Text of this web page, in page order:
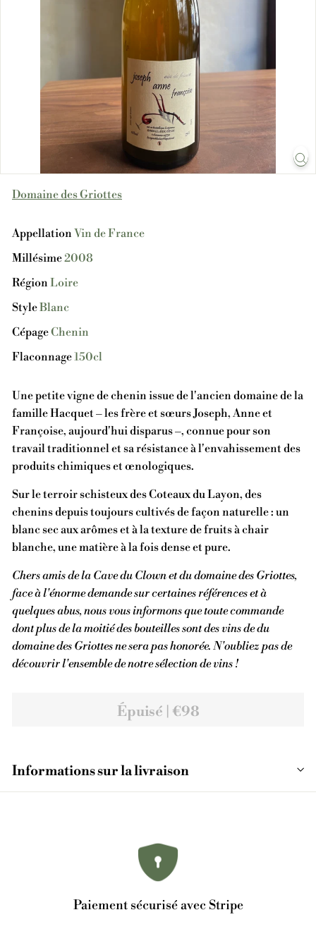
Domaine des Griottes
AppellationVin de France
Millésime2008
RégionLoire
StyleBlanc
CépageChenin
Flaconnage150cl
Une petite vigne de chenin issue de l'ancien domaine de la
famille Hacquet – les frère et sœurs Joseph, Anne et
Françoise, aujourd'hui disparus –, connue pour son
travail traditionnel et sa résistance à l'envahissement des
produits chimiques et œnologiques.
Sur le terroir schisteux des Coteaux du Layon, des
chenins depuis toujours cultivés de façon naturelle : un
blanc sec aux arômes et à la texture de fruits à chair
blanche, une matière à la fois dense et pure.
Chers amis de la Cave du Clown et du domaine des Griottes,
face à l'énorme demande sur certaines références et à
quelques abus, nous vous informons que toute commande
dont plus de la moitié des bouteilles sont des vins de du
domaine des Griottes ne sera pas honorée. N'oubliez pas de
découvrir l'ensemble de notre sélection de vins !
Épuisé | €98
Informations sur la livraison
Paiement sécurisé avec Stripe